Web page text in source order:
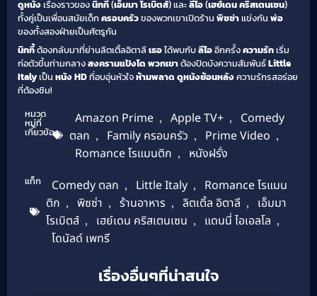
ดูหนังเรื่องราวของนิกกี้(เอ็มมา โรเบิตส์) และลีโอ(เฮย์เดน คริสเตนเซน)
ทั้งคู่เป็นเพื่อนสมัยเด็กครอบครัวของพวกเขาเปิดร้าน พิซซ่าแข่งกัน พ่อ
ของทั้งสองฝ่ายเป็นศัตรูกัน
นิกกี้ต้องกลับมาที่ย่านลิตเติ้ลอิตาลีเธอได้พบกับลีโออีกครั้งความรักเริ่ม
ก่อตัวขึ้นท่ามกลางสงครามแป้งโด พวกเขาต้องปิดบังความสัมพันธ์Little
Italyเป็น หนัง HDที่อบอุ่นหัวใจห้ามพลาด ดูหนังย้อนหลังความรักรสอร่อย
ที่ต้องชิม!
หมวด
หมู่ที่
เกี่ยวข้อง
Amazon Prime , Apple TV+ ,
Comedy
ตลก , Family ครอบครัว , Prime Video ,
Romance โรแมนติก , หนังฝรั่ง
แท็ก Comedy ตลก , Little Italy ,
Romance โรแมน
ติก , พิซซ่า , ร้านอาหาร , ลิตเติ้ล อิตาลี ,
เอ็มมา
โรเบิตส์ , เฮย์เดน คริสเตนเซน , แดนนี่ ไอเอลโล ,
โดนัลด์ เพทรี
เรื่องอื่นๆที่น่าสนใจ